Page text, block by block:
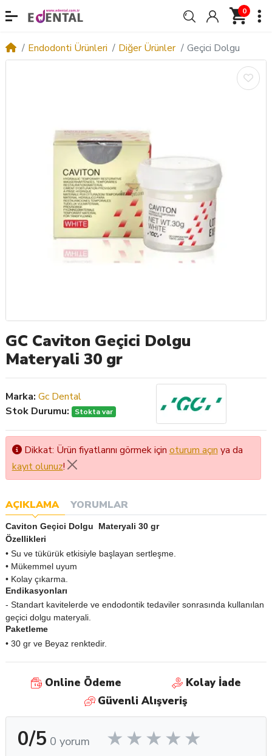
0
Endodonti Ürünleri Diğer Ürünler Geçici Dolgu
GC Caviton Geçici Dolgu
Materyali 30 gr
Marka: Gc Dental
Stok Durumu:
Stokta var
Dikkat: Ürün fiyatlarını görmek için oturum açın ya da
kayıt olunuz!
AÇIKLAMA YORUMLAR
Caviton Geçici Dolgu Materyali 30 gr
Özellikleri
• Su ve tükürük etkisiyle başlayan sertleşme.
• Mükemmel uyum
• Kolay çıkarma.
Endikasyonları
- Standart kavitelerde ve endodontik tedaviler sonrasında kullanılan
geçici dolgu materyali.
Paketleme
• 30 gr ve Beyaz renktedir.
Online Ödeme
Kolay İade
Güvenli Alışveriş
0/5 0 yorum